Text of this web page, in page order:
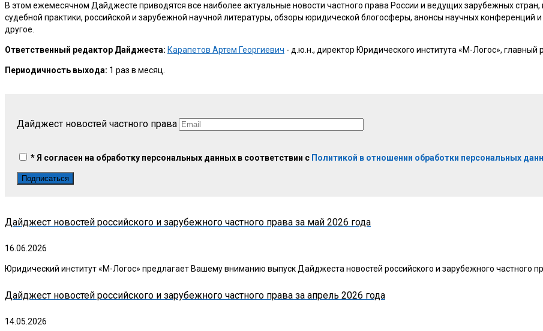
В этом ежемесячном Дайджесте приводятся все наиболее актуальные новости частного права России и ведущих зарубежных
судебной практики, российской и зарубежной научной литературы, обзоры юридической блогосферы, анонсы научных конференций
другое.
Ответственный редактор Дайджеста: Карапетов Артем Георгиевич - д.ю.н., директор Юридического института «М-Логос»,
Периодичность выхода: 1 раз в месяц.
Дайджест новостей частного права
* Я согласен на обработку персональных данных в соответствии с Политикой в отношении обработки персональных
Дайджест новостей российского и зарубежного частного права за май 2026 года
16.06.2026
Юридический институт «М-Логос» предлагает Вашему вниманию выпуск Дайджеста новостей российского и зарубежного частного
Дайджест новостей российского и зарубежного частного права за апрель 2026 года
14.05.2026